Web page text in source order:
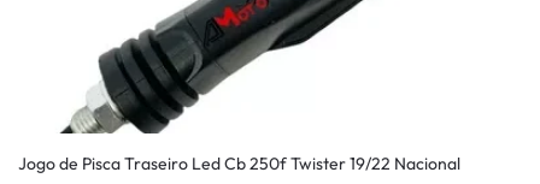
Jogo de Pisca Traseiro Led Cb 250f Twister 19/22 Nacional